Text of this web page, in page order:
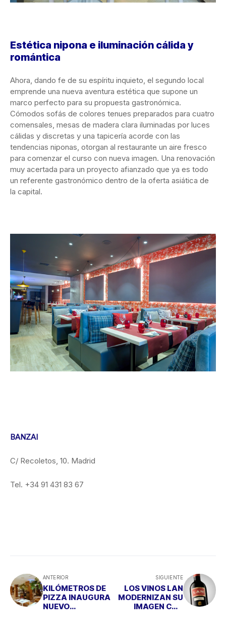
Estética nipona e iluminación cálida y
romántica
Ahora, dando fe de su espíritu inquieto, el segundo local
emprende una nueva aventura estética que supone un
marco perfecto para su propuesta gastronómica.
Cómodos sofás de colores tenues preparados para cuatro
comensales, mesas de madera clara iluminadas por luces
cálidas y discretas y una tapicería acorde con las
tendencias niponas, otorgan al restaurante un aire fresco
para comenzar el curso con nueva imagen. Una renovación
muy acertada para un proyecto afianzado que ya es todo
un referente gastronómico dentro de la oferta asiática de
la capital.
BANZAI
C/ Recoletos, 10. Madrid
Tel. +34 91 431 83 67
ANTERIOR
KILÓMETROS DE
PIZZA INAUGURA
NUEVO
SIGUIENTE
LOS VINOS LAN
MODERNIZAN SU
IMAGEN CON